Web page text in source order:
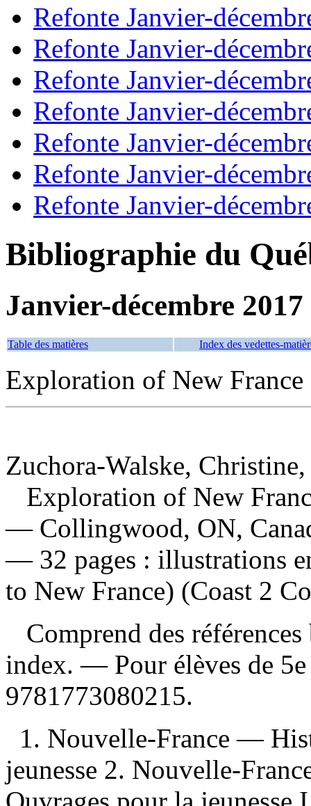
Refonte Janvier-
Refonte Janvier-
Refonte Janvier-
Refonte Janvier-
Refonte Janvier-
Refonte Janvier-
Refonte Janvier-
Bibliographie du
Janvier-décembre 2017
Table des matières Index des vedettes-
Exploration of New France
Zuchora-Walske, Christine,
Exploration of New
— Collingwood, ON,
— 32 pages : illustrations
to New France) (Coast 2
Comprend des
index. — Pour élèves de
9781773080215.
1. Nouvelle-France —
jeunesse 2. Nouvelle-